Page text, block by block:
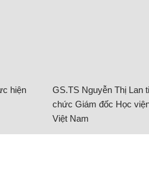
hiện
GS.TS Nguyễn Thị Lan
chức Giám đốc Học
Việt Nam